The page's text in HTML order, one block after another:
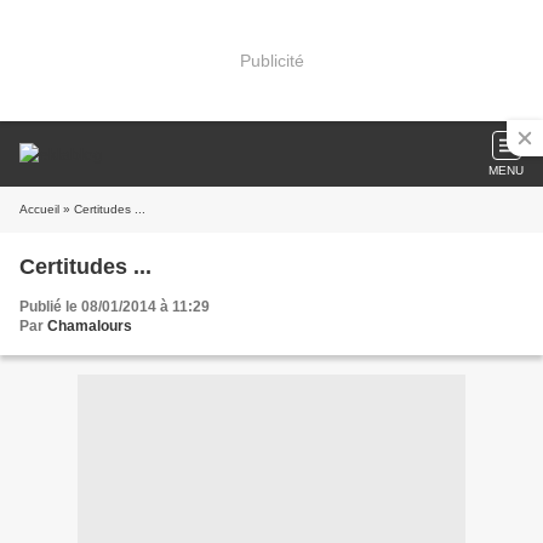
Publicité
MENU
Accueil » Certitudes ...
Certitudes ...
Publié le 08/01/2014 à 11:29
Par Chamalours